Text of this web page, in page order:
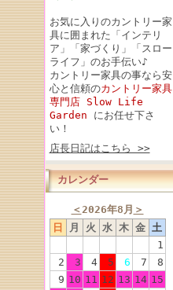
お気に入りのカントリー家
具に囲まれた「インテリ
ア」「家づくり」「スロー
ライフ」のお手伝い♪
カントリー家具の事なら安
心と信頼のカントリー家具
専門店 Slow Life
Garden にお任せ下さ
い！
店長日記はこちら >>
カレンダー
＜2026年8月 ＞
日
月 火 水 木 金 土
1
2
3 4 5 6 7
8
9 10 11 12 13 14 15